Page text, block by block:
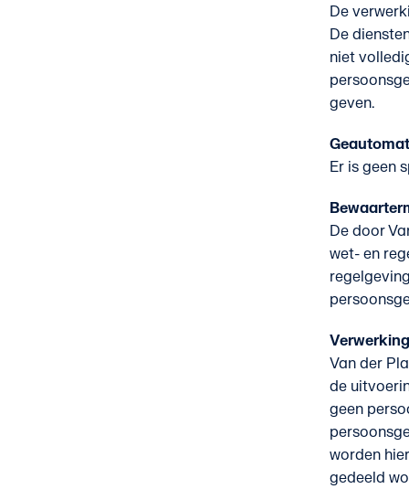
De
De
niet
geven.
Er is geen
De door
wet- en
Van der
de
geen
worden
gedeeld